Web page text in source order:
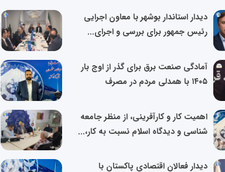
دیدار استاندار بوشهر با معاون اجرایی
رئیس جمهور برای بررسی و اجرای...
آمادگی صنعت برق برای گذر از اوج بار
۱۴۰۵ با همدلی مردم در مصرف
اهمیت کار و کارآفرینی، از منظر جامعه
شناسی و دیدگاه اسلام نسبت به کار،...
دیدار فعالان اقتصادی پاکستان با